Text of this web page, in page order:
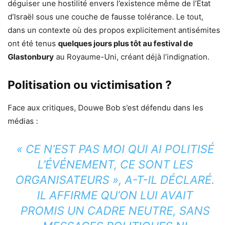
déguiser une hostilité envers l’existence même de l’État
d’Israël sous une couche de fausse tolérance. Le tout,
dans un contexte où des propos explicitement antisémites
ont été tenus quelques jours plus tôt au festival de
Glastonbury au Royaume-Uni, créant déjà l’indignation.
Politisation ou victimisation ?
Face aux critiques, Douwe Bob s’est défendu dans les
médias :
« CE N’EST PAS MOI QUI AI POLITISÉ
L’ÉVÉNEMENT, CE SONT LES
ORGANISATEURS », A-T-IL DÉCLARÉ.
IL AFFIRME QU’ON LUI AVAIT
PROMIS UN CADRE NEUTRE, SANS